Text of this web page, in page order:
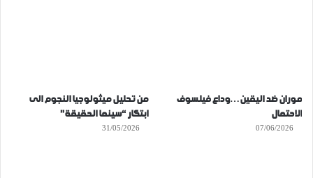
موران ضد اليقين…وداع فيلسوف
الاحتمال
07/06/2026
من تحليل ميثولوجيا النجوم الى
ابتكار “سينما الحقيقة”
31/05/2026